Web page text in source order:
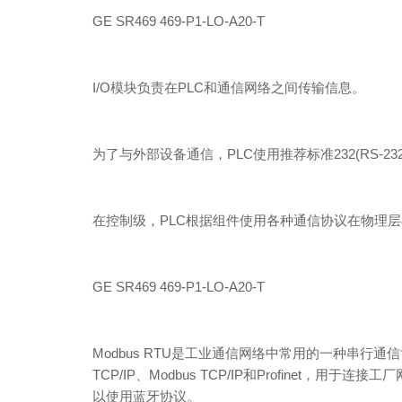
GE SR469 469-P1-LO-A20-T
I/O模块负责在PLC和通信网络之间传输信息。
为了与外部设备通信，PLC使用推荐标准232(RS-
在控制级，PLC根据组件使用各种通信协议在物理
GE SR469 469-P1-LO-A20-T
Modbus RTU是工业通信网络中常用的一种串行通
TCP/IP、Modbus TCP/IP和Profinet，用于连接工
以使用蓝牙协议。